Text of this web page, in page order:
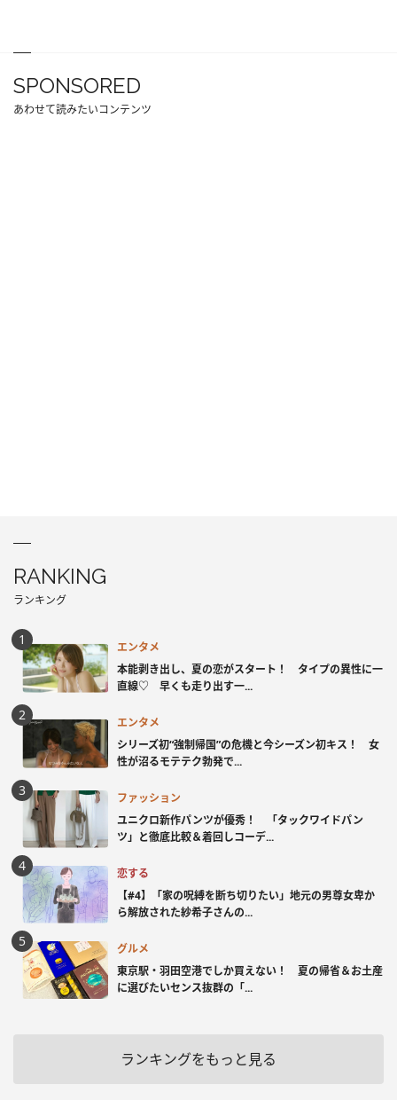
SPONSORED
あわせて読みたいコンテンツ
RANKING
ランキング
エンタメ
本能剥き出し、夏の恋がスタート！ タイプの異性に一
直線♡ 早くも走り出す一...
エンタメ
シリーズ初“強制帰国”の危機と今シーズン初キス！ 女
性が沼るモテテク勃発で...
ファッション
ユニクロ新作パンツが優秀！ 「タックワイドパン
ツ」と徹底比較＆着回しコーデ...
恋する
【#4】「家の呪縛を断ち切りたい」地元の男尊女卑か
ら解放された紗希子さんの...
グルメ
東京駅・羽田空港でしか買えない！ 夏の帰省＆お土産
に選びたいセンス抜群の「...
ランキングをもっと見る